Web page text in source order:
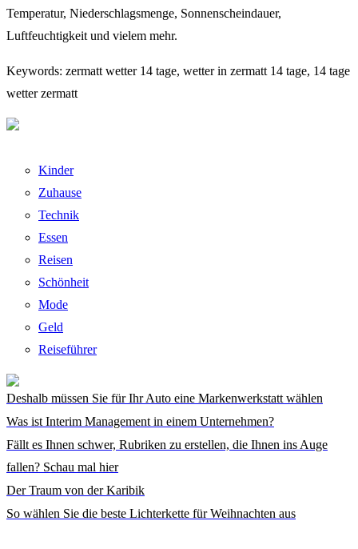
Temperatur, Niederschlagsmenge, Sonnenscheindauer,
Luftfeuchtigkeit und vielem mehr.
Keywords: zermatt wetter 14 tage, wetter in zermatt 14 tage, 14 tage
wetter zermatt
Kinder
Zuhause
Technik
Essen
Reisen
Schönheit
Mode
Geld
Reiseführer
Deshalb müssen Sie für Ihr Auto eine Markenwerkstatt wählen
Was ist Interim Management in einem Unternehmen?
Fällt es Ihnen schwer, Rubriken zu erstellen, die Ihnen ins Auge
fallen? Schau mal hier
Der Traum von der Karibik
So wählen Sie die beste Lichterkette für Weihnachten aus